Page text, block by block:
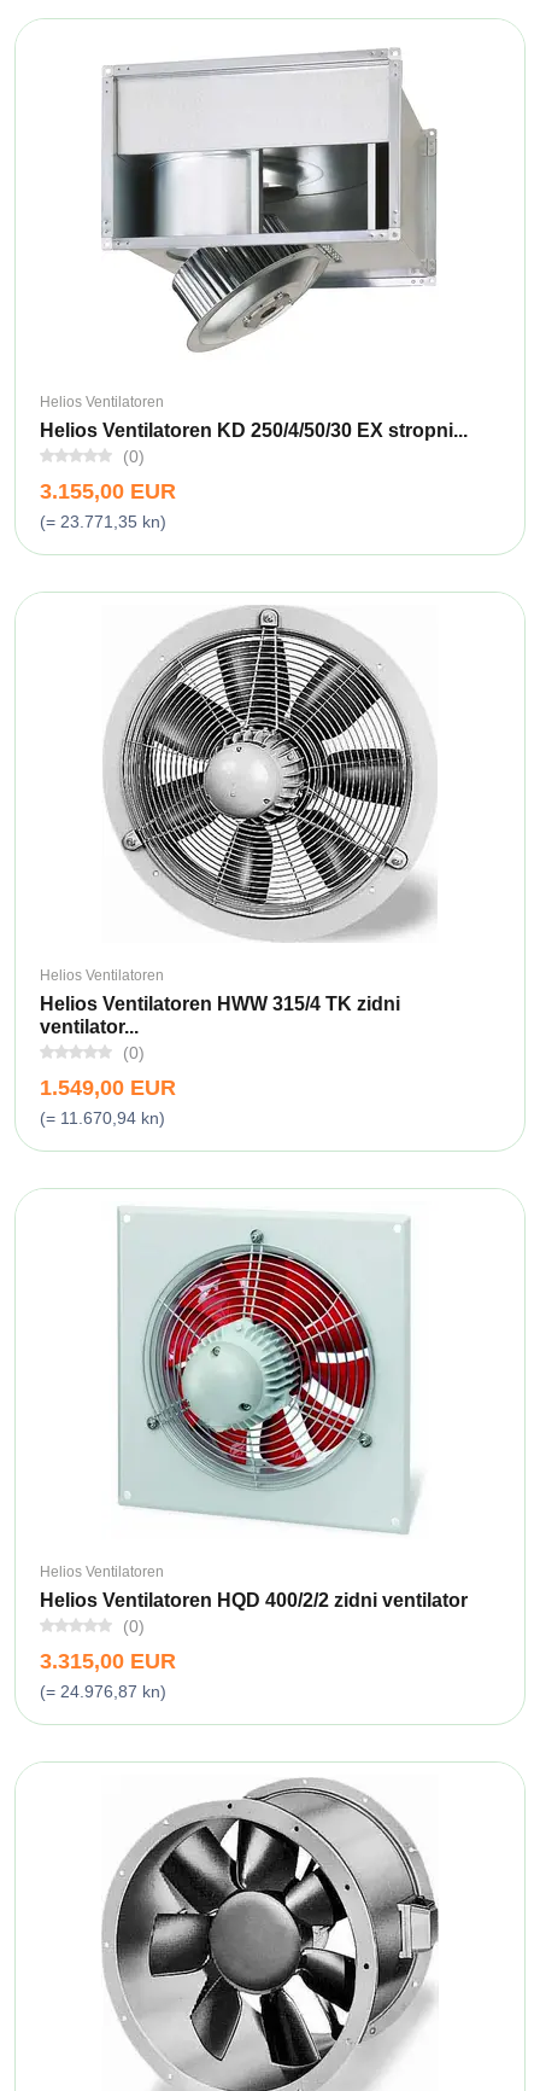
Helios Ventilatoren
Helios Ventilatoren KD 250/4/50/30 EX stropni...
(0)
3.155,00 EUR
(= 23.771,35 kn)
Helios Ventilatoren
Helios Ventilatoren HWW 315/4 TK zidni
ventilator...
(0)
1.549,00 EUR
(= 11.670,94 kn)
Helios Ventilatoren
Helios Ventilatoren HQD 400/2/2 zidni ventilator
(0)
3.315,00 EUR
(= 24.976,87 kn)